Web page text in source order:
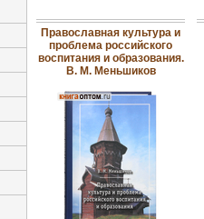
Православная культура и
проблема российского
воспитания и образования.
В. М. Меньшиков